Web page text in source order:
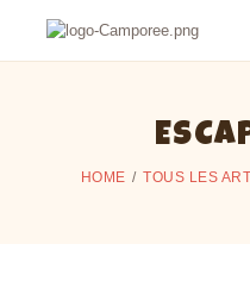
HOME TOUS LES